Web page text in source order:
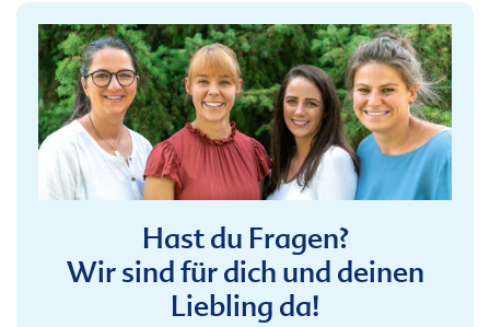
Hast du Fragen?
Wir sind für dich und deinen
Liebling da!